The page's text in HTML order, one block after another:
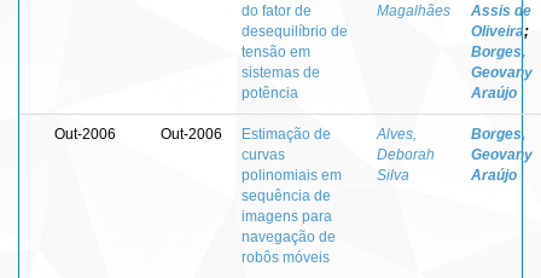
do fator de
desequilíbrio de
tensão em
sistemas de
potência
Magalhães
Assis de
Oliveira;
Borges,
Geovany
Araújo
Out-2006 Out-2006
Estimação de
curvas
polinomiais em
sequência de
imagens para
navegação de
robôs móveis
Alves,
Deborah
Silva
Borges,
Geovany
Araújo